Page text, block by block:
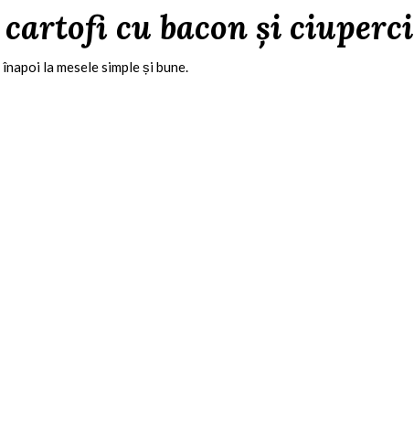
cartofi cu bacon și ciuperci
la mesele simple și bune.